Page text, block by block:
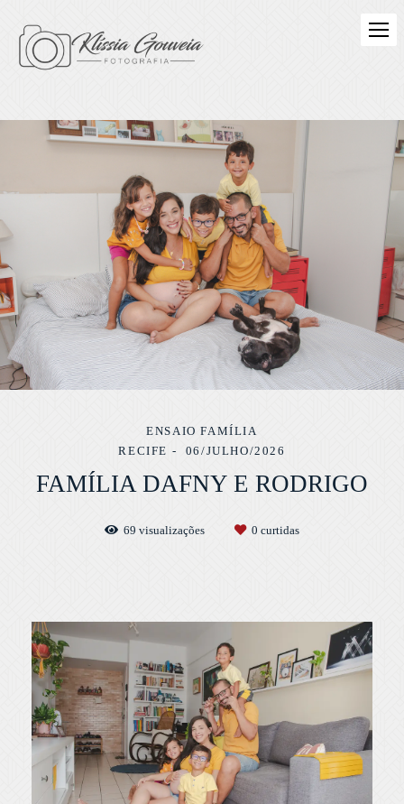
ENSAIO FAMÍLIA
RECIFE
06/JULHO/2026
FAMÍLIA DAFNY E RODRIGO
69 visualizações 0 curtidas